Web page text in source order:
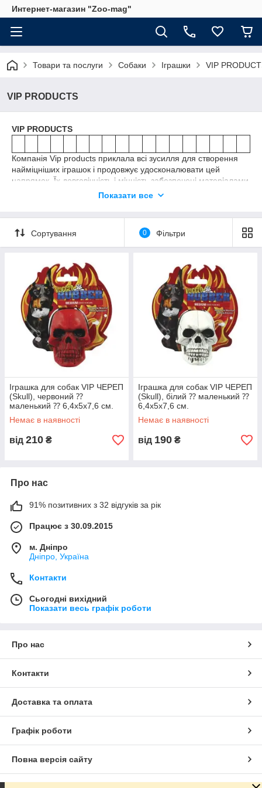
Интернет-магазин "Zoo-mag"
Товари та послуги Собаки Іграшки VIP
VIP PRODUCTS
VIP PRODUCTS
Компанія Vip products приклала всі зусилля для створення
найміцніших іграшок і продовжує удосконалювати цей
напрямок. Їх довговічність і міцність забезпечені матеріалами
та технікою виготовлення: чотири шари тканини, сім рядів
Показати все
Сортування 0 Фільтри
Іграшка для собак VIP ЧЕРЕП
(Skull), червоний ⁇
маленький ⁇ 6,4х5х7,6 см.
Немає в наявності
від 210 ₴
Іграшка для собак VIP ЧЕРЕП
(Skull), білий ⁇ маленький ⁇
6,4х5х7,6 см.
Немає в наявності
від 190 ₴
Про нас
91% позитивних з 32 відгуків за рік
Працює з 30.09.2015
м. Дніпро
Дніпро, Україна
Контакти
Сьогодні вихідний
Показати весь графік роботи
Про нас
Контакти
Доставка та оплата
Графік роботи
Повна версія сайту